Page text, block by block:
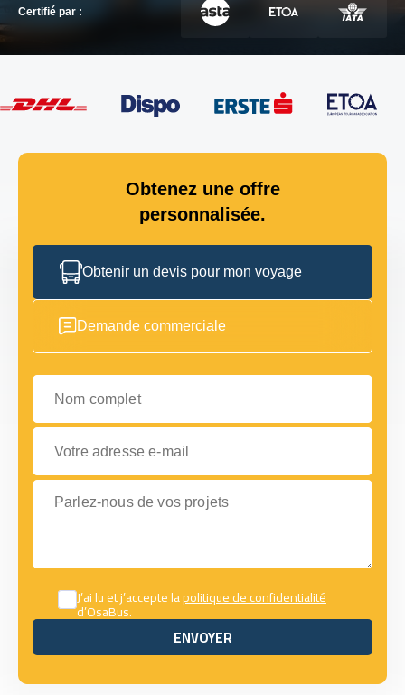
Certifié par :
Obtenez une offre
personnalisée.
Obtenir un devis pour mon voyage
Demande commerciale
Nom complet
Votre adresse e-mail
Parlez-nous de vos projets
J’ai lu et j’accepte lapolitique de confidentialité
d’OsaBus.
ENVOYER
ENVOYER